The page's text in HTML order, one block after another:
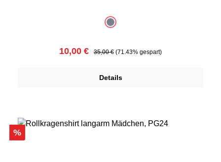
dunkelblau
(Diese Option ist zurzeit nicht verfügbar.)
Verkaufspreis:
10,00 € Regulärer Preis:
35,00 € (71.43% gespart)
Details
Rabatt
%